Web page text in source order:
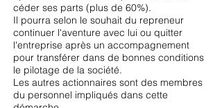
céder ses parts (plus de 60%).
Il pourra selon le souhait du repreneur
continuer l'aventure avec lui ou quitter
l'entreprise après un accompagnement
pour transférer dans de bonnes conditions
le pilotage de la société.
Les autres actionnaires sont des membres
du personnel impliqués dans cette